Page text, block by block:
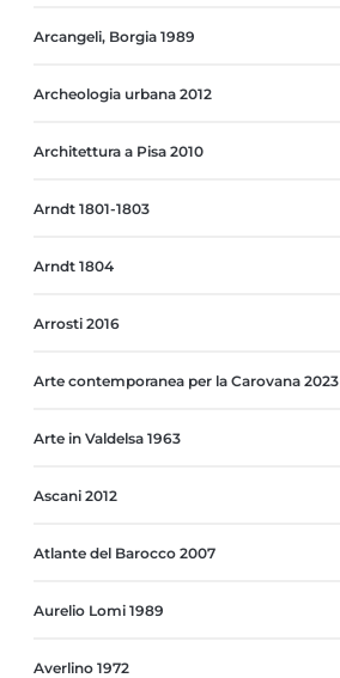
Arcangeli, Borgia 1989
Archeologia urbana 2012
Architettura a Pisa 2010
Arndt 1801-1803
Arndt 1804
Arrosti 2016
Arte contemporanea per la Carovana 2023
Arte in Valdelsa 1963
Ascani 2012
Atlante del Barocco 2007
Aurelio Lomi 1989
Averlino 1972